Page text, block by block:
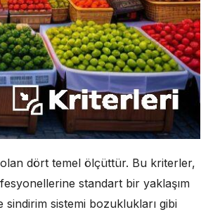
dört temel ölçüttür. Bu kriterler,
standart bir yaklaşım
sistemi bozuklukları gibi